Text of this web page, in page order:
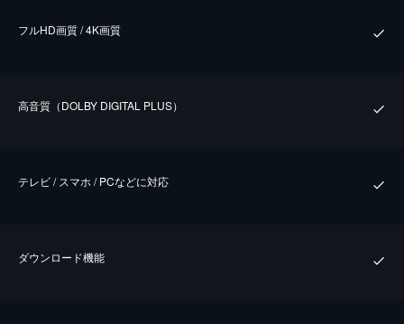
フルHD画質 / 4K画質
⾼⾳質（DOLBY DIGITAL PLUS）
テレビ / スマホ / PCなどに対応
ダウンロード機能